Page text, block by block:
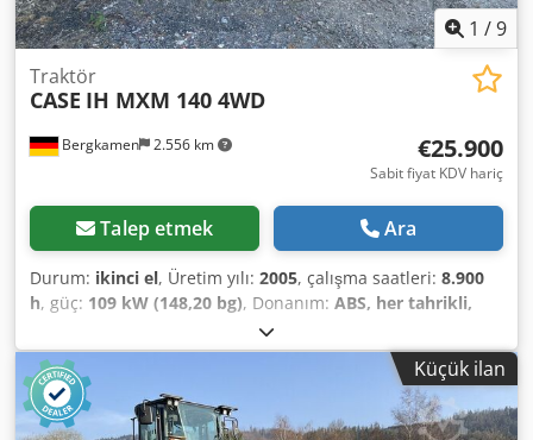
1 /9
Bergkamen 2.556 km
Traktör
CASE IH MXM 140 4WD
€25.900
Sabit fiyat KDV hariç
Talep etmek Ara
Durum: ikinci el, Üretim yılı: 2005, çalışma saatleri: 8.900
h, güç: 109 kW (148,20 bg), Donanım: ABS, her tahrikli,
, Ölü ağırlık: 5.868 kg Uzunluk: 4.692 mm
Genişlik: 2.507 mm Chodpfswlmt Ijx Agusa Yükseklik: 2.997
mm Dingil mesafesi: 2.723 mm Anma gücü: 105,9 kW, 144
hp Anma hızı: 2.200 rpm Silindir sayısı: 6 Deplasman: 7.480
cm³ Tork artışı: 51.3 Dört tekerlekten çekiş
Küçük ilan